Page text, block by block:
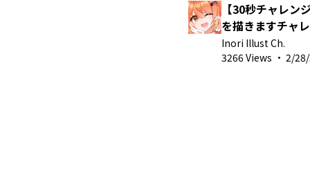
【30秒チャレン
を描きますチャ
ラストメイキン
Inori Illust Ch.
3266 Views · 2/